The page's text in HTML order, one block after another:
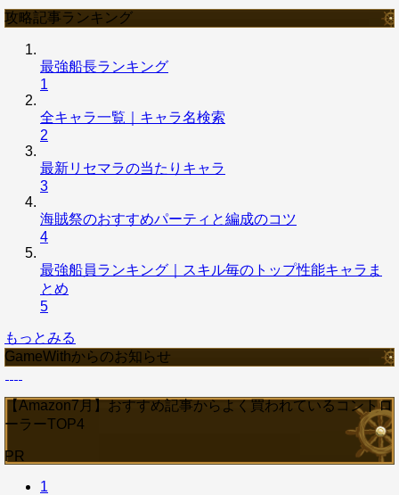
攻略記事ランキング
最強船長ランキング
1
全キャラ一覧｜キャラ名検索
2
最新リセマラの当たりキャラ
3
海賊祭のおすすめパーティと編成のコツ
4
最強船員ランキング｜スキル毎のトップ性能キャラま
とめ
5
もっとみる
GameWithからのお知らせ
【Amazon7月】おすすめ記事からよく買われているコントロ
ーラーTOP4
PR
1